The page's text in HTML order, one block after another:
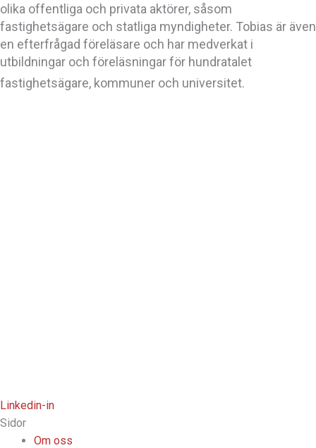
olika offentliga och privata aktörer, såsom
fastighetsägare och statliga myndigheter. Tobias är även
en efterfrågad föreläsare och har medverkat i
utbildningar och föreläsningar för hundratalet
fastighetsägare, kommuner och universitet.
Linkedin-in
Sidor
Om oss